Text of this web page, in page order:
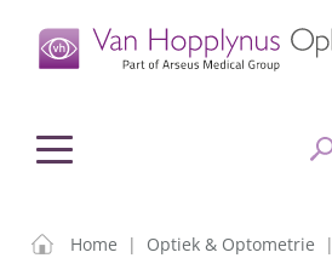
Home | Optiek & Optometrie |